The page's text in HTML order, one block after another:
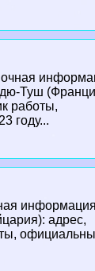
дю-Туш
работы,
году...
адрес,